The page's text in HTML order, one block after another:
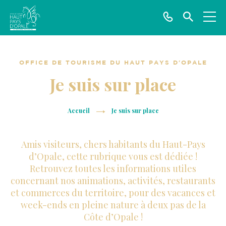
O
T
é
h
r
e
h
e
Me
OFFICE DE TOURISME DU HAUT PAYS D'OPALE
Je suis sur place
Accueil Je suis sur place
Amis visiteurs, chers habitants du Haut-Pays
d’Opale, cette rubrique vous est dédiée !
Retrouvez toutes les informations utiles
concernant nos animations, activités, restaurants
et commerces du territoire, pour des vacances et
week-ends en pleine nature à deux pas de la
Côte d’Opale !